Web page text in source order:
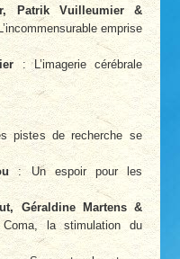
Patrik Vuilleumier &
emprise
: L’imagerie cérébrale
pistes de recherche se
: Un espoir pour les
Géraldine Martens &
la stimulation du